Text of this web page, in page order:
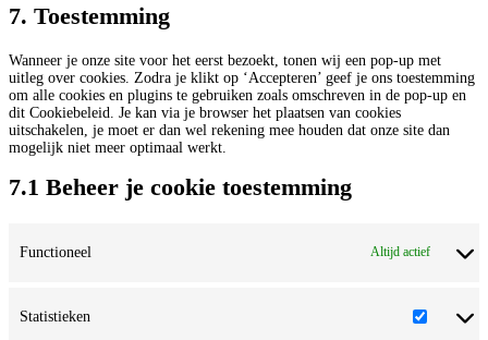
7. Toestemming
Wanneer je onze site voor het eerst bezoekt, tonen wij een pop-up met
uitleg over cookies. Zodra je klikt op ‘Accepteren’ geef je ons toestemming
om alle cookies en plugins te gebruiken zoals omschreven in de pop-up en
dit Cookiebeleid. Je kan via je browser het plaatsen van cookies
uitschakelen, je moet er dan wel rekening mee houden dat onze site dan
mogelijk niet meer optimaal werkt.
7.1 Beheer je cookie toestemming
Functioneel Altijd actief
Statistieken